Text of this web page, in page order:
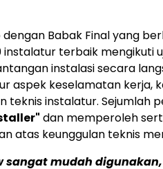
Babak Final yang
instalatur terbaik mengikuti
instalasi secara
aspek keselamatan kerja,
teknis instalatur. Sejumlah
dan memperoleh
atas keunggulan teknis
sangat mudah